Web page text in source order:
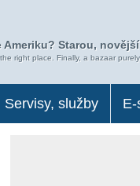
Ameriku? Starou,
right place. Finally, a bazaar purely
Servisy, služby